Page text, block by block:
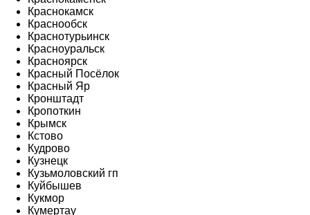
Краснокамск
Краснообск
Краснотурьинск
Красноуральск
Красноярск
Красный Посёлок
Красный Яр
Кронштадт
Кропоткин
Крымск
Кстово
Кудрово
Кузнецк
Кузьмоловский гп
Куйбышев
Кукмор
Кумертау